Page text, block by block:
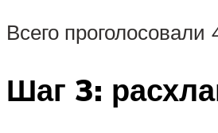
Всего проголосовали
Шаг 3: